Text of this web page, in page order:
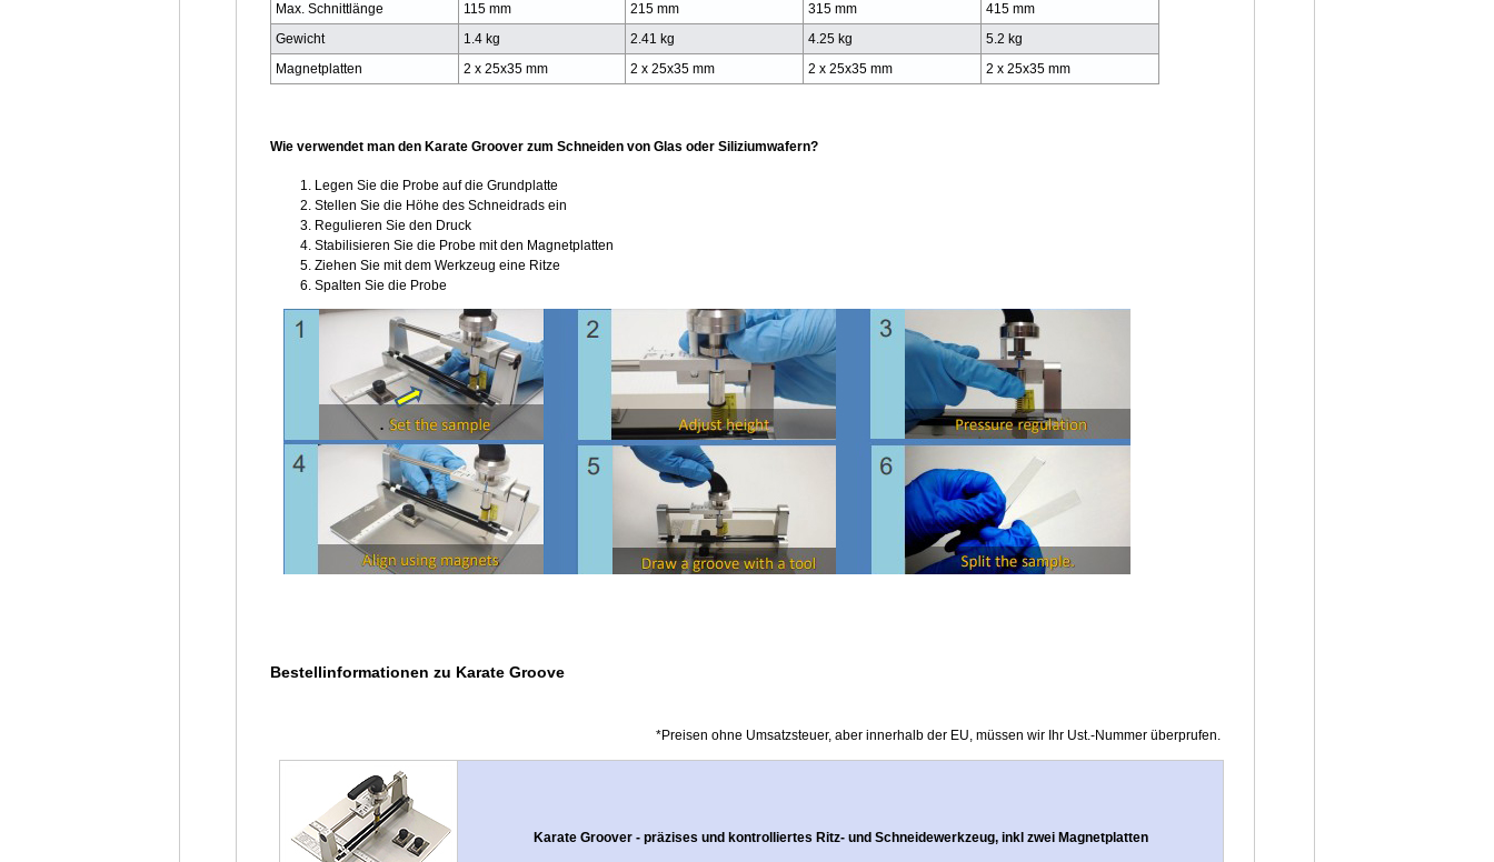
Max. Schnittlänge
115 mm 215 mm 315 mm
415 mm
Gewicht
1.4 kg 2.41 kg 4.25 kg
5.2 kg
Magnetplatten
2 x 25x35 mm 2 x 25x35 mm 2 x 25x35 mm 2 x 25x35 mm
Wie verwendet man den Karate Groover zum Schneiden von Glas oder Siliziumwafern?
Legen Sie die Probe auf die Grundplatte
Stellen Sie die Höhe des Schneidrads ein
Regulieren Sie den Druck
Stabilisieren Sie die Probe mit den Magnetplatten
Ziehen Sie mit dem Werkzeug eine Ritze
Spalten Sie die Probe
Bestellinformationen zu Karate Groove
*Preisen ohne Umsatzsteuer, aber innerhalb der EU, müssen wir Ihr Ust.-Nummer überprufen.
Karate Groover - präzises und kontrolliertes Ritz- und Schneidewerkzeug, inkl zwei Magnetplatten